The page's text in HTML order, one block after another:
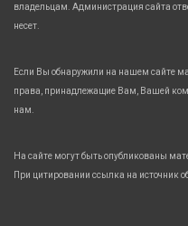
владельцам. Администрация сайта
несет.
Если Вы обнаружили на нашем сайте
права, принадлежащие Вам, Вашей
нам.
На сайте могут быть опубликованы
При цитировании ссылка на источник